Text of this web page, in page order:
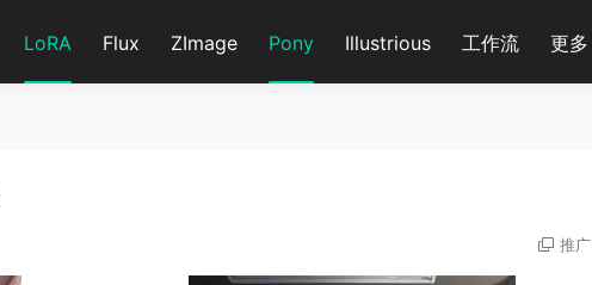
LoRA Flux ZImage Pony Illustrious 工作流 更多
推广